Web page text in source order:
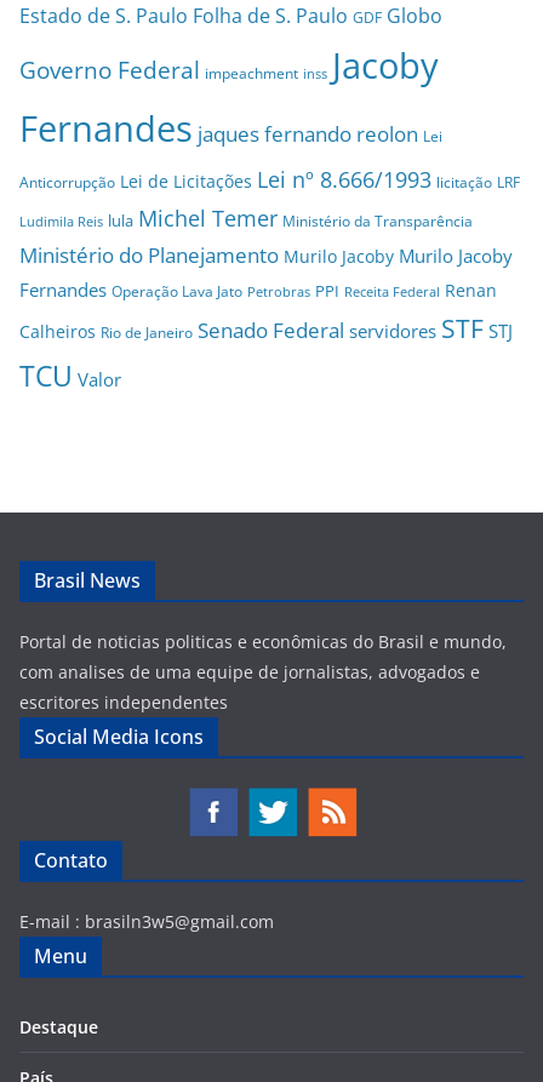
Estado de S. Paulo Folha de S. Paulo GDF Globo
Governo Federal impeachment inss Jacoby
Fernandes jaques fernando reolon Lei
Anticorrupção Lei de Licitações Lei nº 8.666/1993 licitação LRF
Ludimila Reis lula Michel Temer Ministério da Transparência
Ministério do Planejamento Murilo Jacoby Murilo Jacoby
Fernandes Operação Lava Jato Petrobras PPI Receita Federal Renan
Calheiros Rio de Janeiro Senado Federal servidores STF STJ
TCU Valor
Brasil News
Portal de noticias politicas e econômicas do Brasil e mundo,
com analises de uma equipe de jornalistas, advogados e
escritores independentes
Social Media Icons
Contato
E-mail : brasiln3w5@gmail.com
Menu
Destaque
País